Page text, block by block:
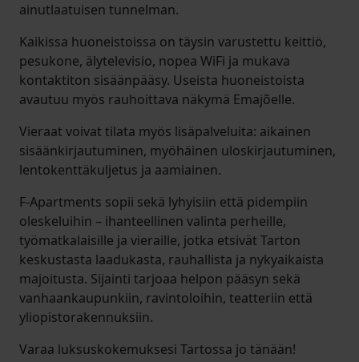
ainutlaatuisen tunnelman.
Kaikissa huoneistoissa on täysin varustettu keittiö,
pesukone, älytelevisio, nopea WiFi ja mukava
kontaktiton sisäänpääsy. Useista huoneistoista
avautuu myös rauhoittava näkymä Emajõelle.
Vieraat voivat tilata myös lisäpalveluita: aikainen
sisäänkirjautuminen, myöhäinen uloskirjautuminen,
lentokenttäkuljetus ja aamiainen.
F-Apartments sopii sekä lyhyisiin että pidempiin
oleskeluihin – ihanteellinen valinta perheille,
työmatkalaisille ja vieraille, jotka etsivät Tarton
keskustasta laadukasta, rauhallista ja nykyaikaista
majoitusta. Sijainti tarjoaa helpon pääsyn sekä
vanhaankaupunkiin, ravintoloihin, teatteriin että
yliopistorakennuksiin.
Varaa luksuskokemuksesi Tartossa jo tänään!